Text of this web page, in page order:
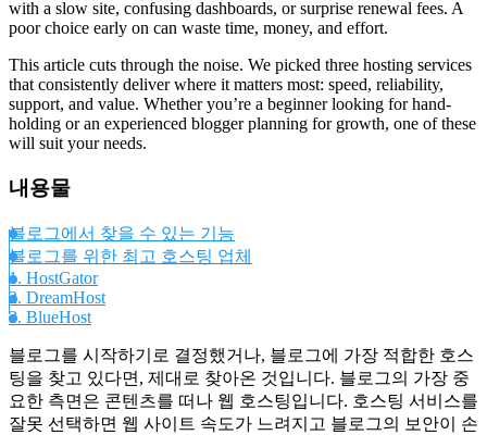
with a slow site, confusing dashboards, or surprise renewal fees. A
poor choice early on can waste time, money, and effort.
This article cuts through the noise. We picked three hosting services
that consistently deliver where it matters most: speed, reliability,
support, and value. Whether you’re a beginner looking for hand-
holding or an experienced blogger planning for growth, one of these
will suit your needs.
내용물
블로그에서 찾을 수 있는 기능
블로그를 위한 최고 호스팅 업체
1. HostGator
2. DreamHost
3. BlueHost
블로그를 시작하기로 결정했거나, 블로그에 가장 적합한 호스
팅을 찾고 있다면, 제대로 찾아온 것입니다. 블로그의 가장 중
요한 측면은 콘텐츠를 떠나 웹 호스팅입니다. 호스팅 서비스를
잘못 선택하면 웹 사이트 속도가 느려지고 블로그의 보안이 손